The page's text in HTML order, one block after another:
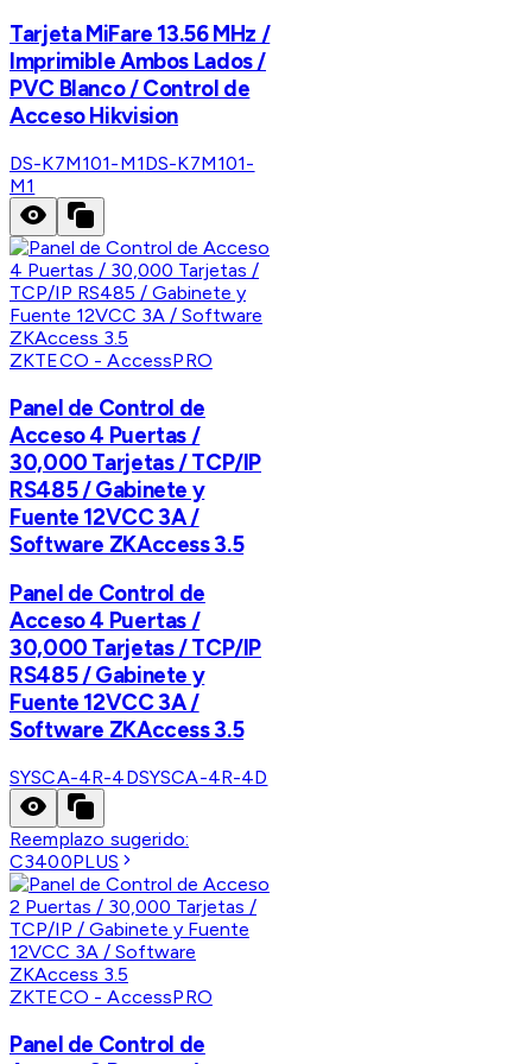
Tarjeta MiFare 13.56 MHz /
Imprimible Ambos Lados /
PVC Blanco / Control de
Acceso Hikvision
DS-K7M101-M1DS-K7M101-
M1
ZKTECO - AccessPRO
Panel de Control de
Acceso 4 Puertas /
30,000 Tarjetas / TCP/IP
RS485 / Gabinete y
Fuente 12VCC 3A /
Software ZKAccess 3.5
Panel de Control de
Acceso 4 Puertas /
30,000 Tarjetas / TCP/IP
RS485 / Gabinete y
Fuente 12VCC 3A /
Software ZKAccess 3.5
SYSCA-4R-4DSYSCA-4R-4D
Reemplazo sugerido:
C3400PLUS
ZKTECO - AccessPRO
Panel de Control de